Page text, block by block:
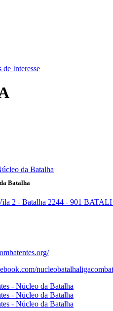
Interesse
Batalha
2 - Batalha 2244 - 901